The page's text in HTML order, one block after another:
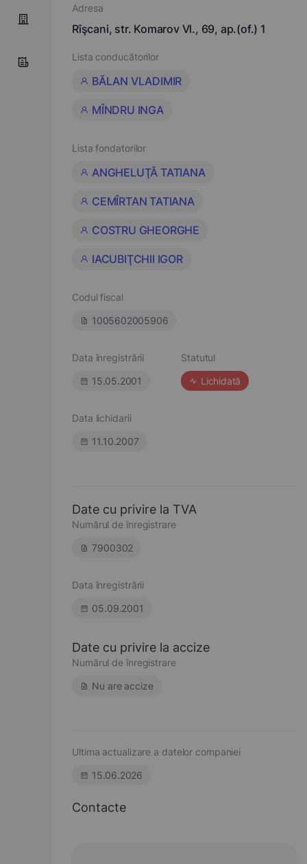
Adresa
Rîşcani, str. Komarov Vl., 69, ap.(of.) 1
Lista conducătorilor
BĂLAN VLADIMIR
MÎNDRU INGA
Lista fondatorilor
ANGHELUŢĂ TATIANA
CEMÎRTAN TATIANA
COSTRU GHEORGHE
IACUBIŢCHII IGOR
Codul fiscal
1005602005906
Data înregistrării
15.05.2001
Statutul
Lichidată
Data lichidarii
11.10.2007
Date cu privire la TVA
Numărul de înregistrare
7900302
Data înregistrării
05.09.2001
Date cu privire la accize
Numărul de înregistrare
Nu are accize
Ultima actualizare a datelor companiei
15.06.2026
Contacte